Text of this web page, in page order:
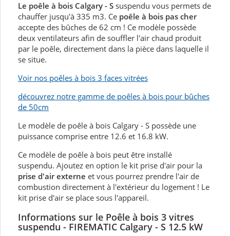
Le poêle à bois Calgary - S suspendu vous permets de
chauffer jusqu'à 335 m3. Ce poêle à bois pas cher
accepte des bûches de 62 cm ! Ce modèle possède
deux ventilateurs afin de souffler l'air chaud produit
par le poêle, directement dans la pièce dans laquelle il
se situe.
Voir nos poêles à bois 3 faces vitrées
découvrez notre gamme de poêles à bois pour bûches
de 50cm
Le modèle de poêle à bois Calgary - S possède une
puissance comprise entre 12.6 et 16.8 kW.
Ce modèle de poêle à bois peut être installé
suspendu. Ajoutez en option le kit prise d'air pour la
prise d'air externe et vous pourrez prendre l'air de
combustion directement à l'extérieur du logement ! Le
kit prise d'air se place sous l'appareil.
Informations sur le Poêle à bois 3 vitres
suspendu - FIREMATIC Calgary - S 12.5 kW